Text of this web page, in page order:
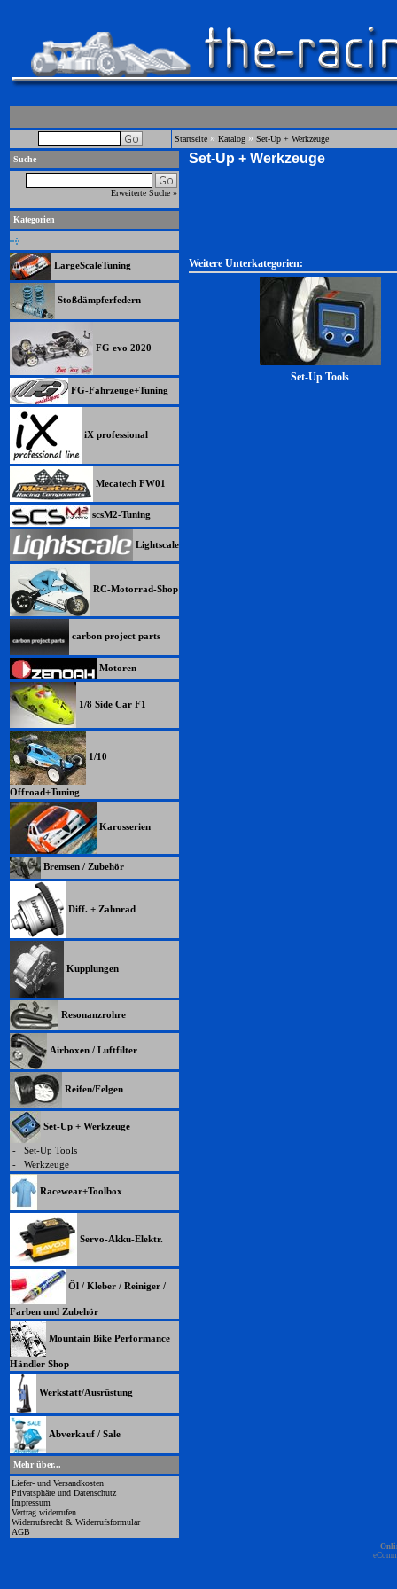
Startseite » Katalog » Set-Up + Werkzeuge
Suche
Erweiterte Suche »
Kategorien
LargeScaleTuning
Stoßdämpferfedern
FG evo 2020
FG-Fahrzeuge+Tuning
iX professional
Mecatech FW01
scsM2-Tuning
Lightscale
RC-Motorrad-Shop
carbon project parts
Motoren
1/8 Side Car F1
1/10
Offroad+Tuning
Karosserien
Bremsen / Zubehör
Diff. + Zahnrad
Kupplungen
Resonanzrohre
Airboxen / Luftfilter
Reifen/Felgen
Set-Up + Werkzeuge
- Set-Up Tools
- Werkzeuge
Racewear+Toolbox
Servo-Akku-Elektr.
Öl / Kleber / Reiniger /
Farben und Zubehör
Mountain Bike Performance
Händler Shop
Werkstatt/Ausrüstung
Abverkauf / Sale
Mehr über...
Liefer- und Versandkosten
Privatsphäre und Datenschutz
Impressum
Vertrag widerrufen
Widerrufsrecht & Widerrufsformular
AGB
Set-Up + Werkzeuge
Weitere Unterkategorien:
Set-Up Tools